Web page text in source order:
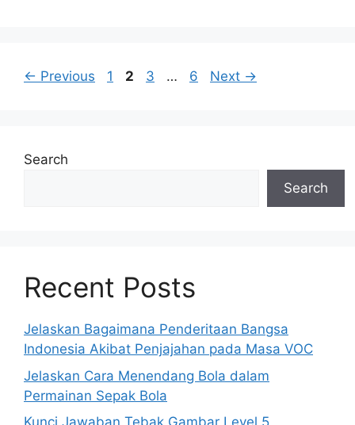
← Previous Page
1 Page
2 Page
3 … Page
6 Next →
Search
Search
Recent Posts
Jelaskan Bagaimana Penderitaan Bangsa
Indonesia Akibat Penjajahan pada Masa VOC
Jelaskan Cara Menendang Bola dalam
Permainan Sepak Bola
Kunci Jawaban Tebak Gambar Level 5